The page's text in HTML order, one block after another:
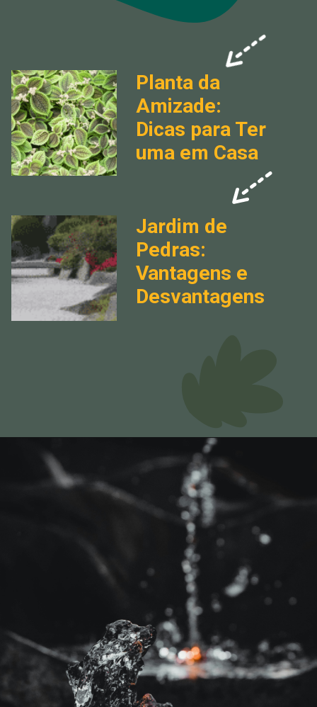
Planta da
Amizade:
Dicas para Ter
uma em Casa
Jardim de
Pedras:
Vantagens e
Desvantagens